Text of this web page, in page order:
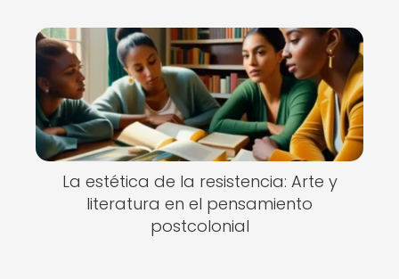
La estética de la resistencia: Arte y
literatura en el pensamiento
postcolonial